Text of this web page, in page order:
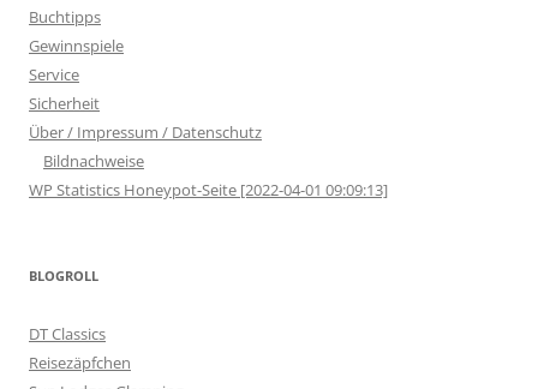
Buchtipps
Gewinnspiele
Service
Sicherheit
Über / Impressum / Datenschutz
Bildnachweise
WP Statistics Honeypot-Seite [2022-04-01 09:09:13]
BLOGROLL
DT Classics
Reisezäpfchen